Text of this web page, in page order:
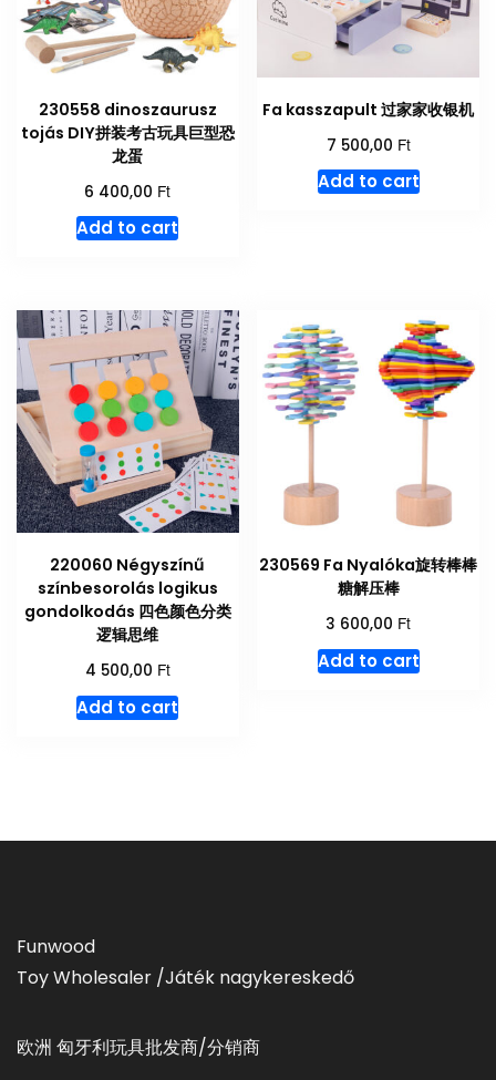
230558 dinoszaurusz
tojás DIY拼装考古玩具巨型恐
龙蛋
6 400,00 Ft
Add to cart
Fa kasszapult 过家家收银机
7 500,00 Ft
Add to cart
220060 Négyszínű
színbesorolás logikus
gondolkodás 四色颜色分类
逻辑思维
4 500,00 Ft
Add to cart
230569 Fa Nyalóka旋转棒棒
糖解压棒
3 600,00 Ft
Add to cart
Funwood
Toy Wholesaler /Játék nagykereskedő
欧洲 匈牙利玩具批发商/分销商